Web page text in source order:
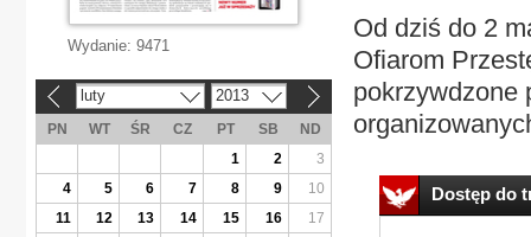
Od dziś do 2
Ofiarom
pokrzywdzone
Dostęp do
Wydanie: 9471
luty 2013
PN WT ŚR CZ PT SB
ND
1
2
3
4
5 6 7 8 9
10
11
12 13 14 15 16
17